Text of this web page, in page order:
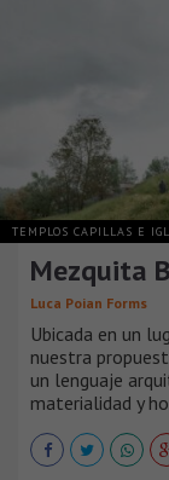
TEMPLOS CAPILLAS E
Mezquita
Luca Poian Forms
Ubicada en un
nuestra
un lenguaje
materialidad y